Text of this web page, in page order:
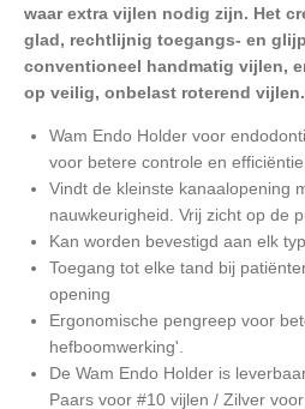
waar extra vijlen nodig zijn. Het
glad, rechtlijnig toegangs- en
conventioneel handmatig vijlen,
op veilig, onbelast roterend vijlen.
Wam Endo Holder voor
voor betere controle en efficiëntie.
Vindt de kleinste kanaalopening
nauwkeurigheid. Vrij zicht op de
Kan worden bevestigd aan elk
Toegang tot elke tand bij
opening
Ergonomische pengreep voor
hefboomwerking'.
De Wam Endo Holder is
Paars voor #10 vijlen / Zilver